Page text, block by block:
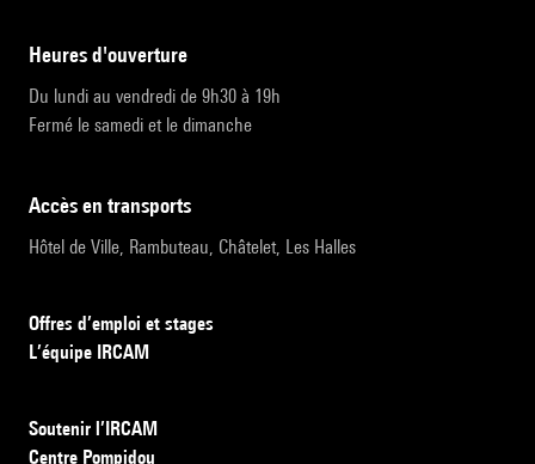
heures d'ouverture
Du lundi au vendredi de 9h30 à 19h
Fermé le samedi et le dimanche
accès en transports
Hôtel de Ville, Rambuteau, Châtelet, Les Halles
Offres d’emploi et stages
L’équipe IRCAM
Soutenir l’IRCAM
Centre Pompidou